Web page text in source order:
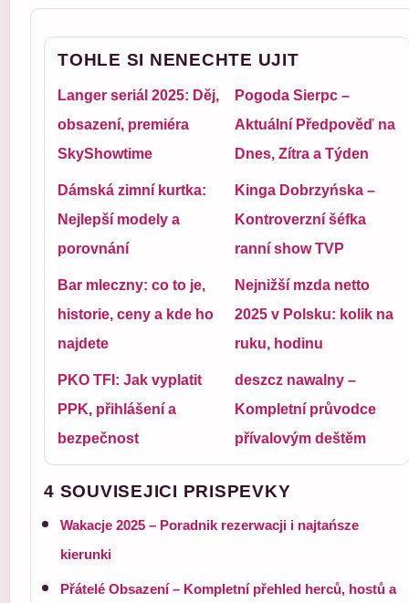
TOHLE SI NENECHTE UJIT
Langer seriál 2025: Děj,
obsazení, premiéra
SkyShowtime
Pogoda Sierpc –
Aktuální Předpověď na
Dnes, Zítra a Týden
Dámská zimní kurtka:
Nejlepší modely a
porovnání
Kinga Dobrzyńska –
Kontroverzní šéfka
ranní show TVP
Bar mleczny: co to je,
historie, ceny a kde ho
najdete
Nejnižší mzda netto
2025 v Polsku: kolik na
ruku, hodinu
PKO TFI: Jak vyplatit
PPK, přihlášení a
bezpečnost
deszcz nawalny –
Kompletní průvodce
přívalovým deštěm
4 SOUVISEJICI PRISPEVKY
Wakacje 2025 – Poradnik rezerwacji i najtańsze
kierunki
Přátelé Obsazení – Kompletní přehled herců, hostů a